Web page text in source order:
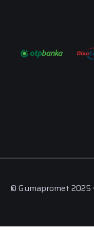
© Gumapromet 2025